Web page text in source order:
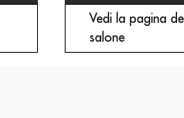
Vedi la pagina
salone